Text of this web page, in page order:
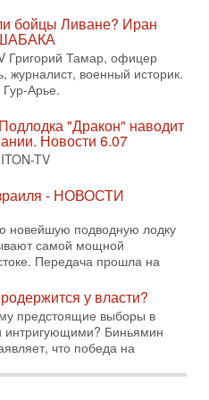
СЕРГЕЙ МИГДАЛЬ, эксперт
запаса
Израиля, автор
- НОВОСТИ
Трамп заявил о
о полном
вооруженных группировок в
мер? Разбор и
Давида Шарпа
Ирана и США накаляется
в самый последний момент
тяжелых ударов
«Аркия» намерен
«Аркия»
- НОВОСТИ 30/07/2026
бойцы Ливане? Иран
ШАБАКА
Григорий Тамар, офицер
журналист, военный историк.
Арье.
"Дракон" наводит
Новости 6.07
TV
- НОВОСТИ
новейшую подводную лодку
самой мощной
Передача прошла на
у власти?
предстоящие выборы в
интригующими? Биньямин
что победа на